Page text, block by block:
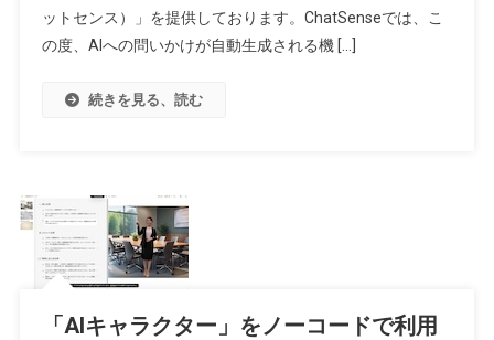
ットセンス）」を提供しております。ChatSenseでは、こ
の度、AIへの問いかけが自動生成される機 […]
続きを見る、読む
「AIキャラクター」をノーコードで利用